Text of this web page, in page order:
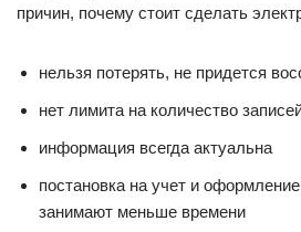
причин, почему стоит сделать
нельзя потерять, не придется
нет лимита на количество
информация всегда актуальна
постановка на учет и
занимают меньше времени